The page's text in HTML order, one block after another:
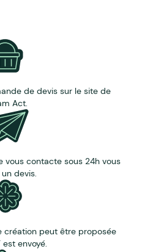
de devis sur le site de
Act.
vous contacte sous 24h vous
devis.
création peut être proposée
est envoyé.